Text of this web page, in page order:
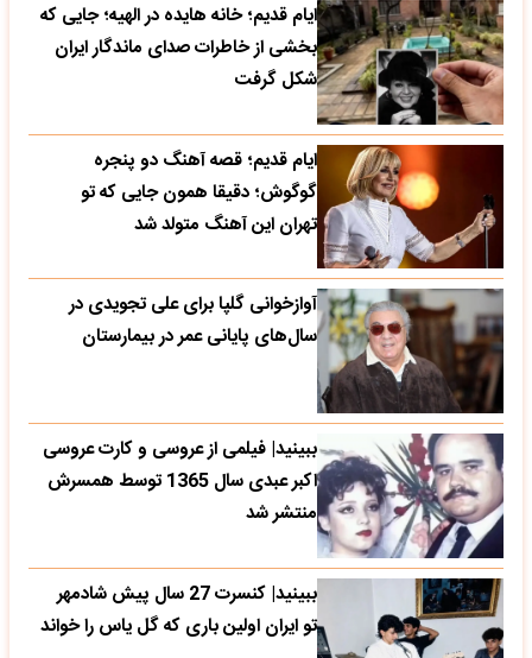
ایام قدیم؛ خانه هایده در الهیه؛ جایی که
بخشی از خاطرات صدای ماندگار ایران
شکل گرفت
ایام قدیم؛ قصه آهنگ دو پنجره
گوگوش؛ دقیقا همون جایی که تو
تهران این آهنگ متولد شد
آوازخوانی گلپا برای علی تجویدی در
سال‌های پایانی عمر در بیمارستان
ببینید| فیلمی از عروسی و کارت عروسی
اکبر عبدی سال 1365 توسط همسرش
منتشر شد
ببینید| کنسرت 27 سال پیش شادمهر
تو ایران اولین باری که گل یاس را خواند